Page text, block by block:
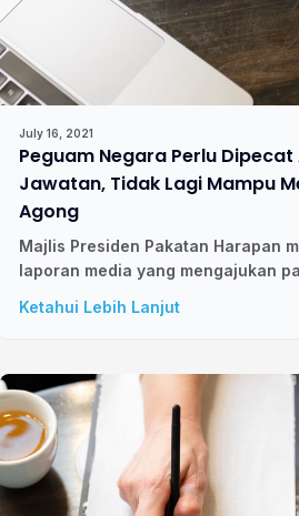
July 16, 2021
Peguam Negara Perlu
Jawatan, Tidak Lagi Mampu
Agong
Majlis Presiden Pakatan Harapan
laporan media yang mengajukan
Ketahui Lebih Lanjut